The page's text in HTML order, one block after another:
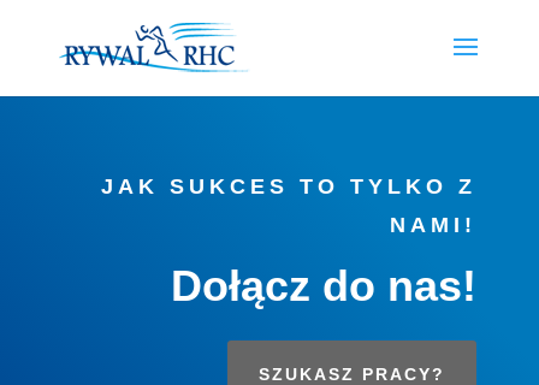
JAK SUKCES TO TYLKO Z
NAMI!
Dołącz do nas!
SZUKASZ PRACY?